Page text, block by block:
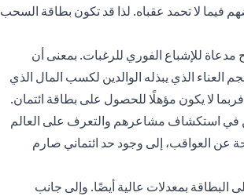
فيما لا تحمد عقباه. لذا قد تكون بطاقة السحب
مدعاة للإشباع الفوري للرغبات. بمعنى أن
العناء الذي يبذله الوالدين لكسب المال الذي
لا يكون مؤهلًا للحصول على بطاقة ائتمان.
في استكشاف مشاعرهم والتعرف على العالم
عن العواقب، إلى وجود حد ائتماني صارم
البطاقة بمعدلات عالية أيضًا. وإلى جانب